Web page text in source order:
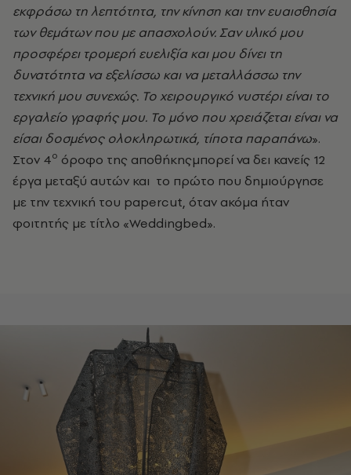
εκφράσω τη λεπτότητα, την κίνηση και την ευαισθησία
των θεμάτων που με απασχολούν. Σαν υλικό μου
προσφέρει τρομερή ευελιξία και μου δίνει τη
δυνατότητα να εξελίσσω και να μεταλλάσσω την
τεχνική μου συνεχώς. Το χειρουργικό νυστέρι είναι το
εργαλείο γραφής μου. Το μόνο που χρειάζεται είναι να
είσαι δοσμένος ολοκληρωτικά, τίποτα παραπάνω».
Στον 4ο όροφο της αποθήκηςμπορεί να δει κανείς 12
έργα μεταξύ αυτών και το πρώτο που δημιούργησε
με την τεχνική του papercut, όταν ακόμα ήταν
φοιτητής με τίτλο «Weddingbed».